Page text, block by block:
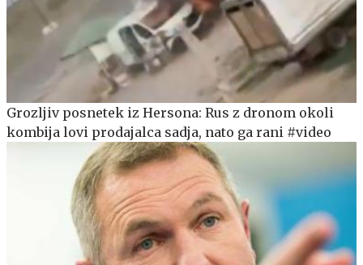
Grozljiv posnetek iz Hersona: Rus z dronom okoli
kombija lovi prodajalca sadja, nato ga rani #video